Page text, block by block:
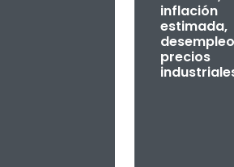
inflación
estimada,
precios